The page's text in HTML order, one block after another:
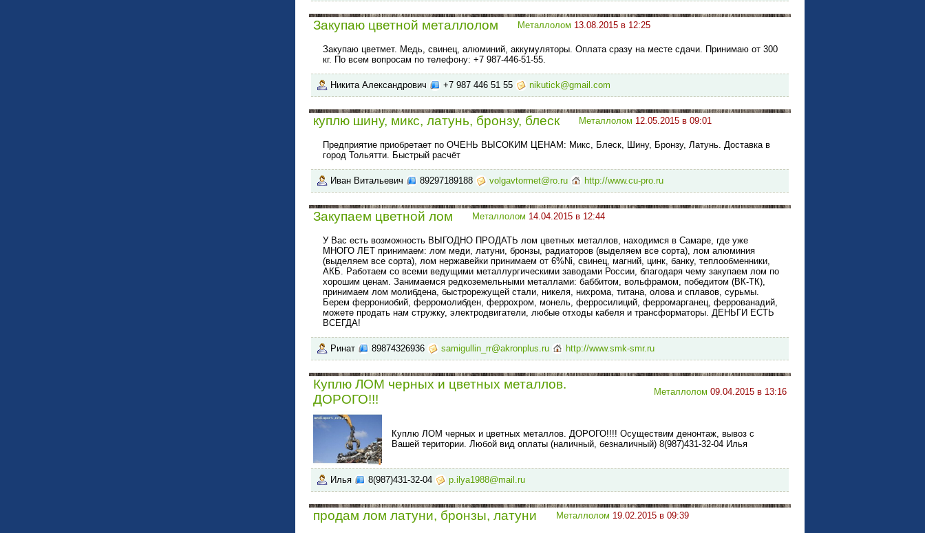
Закупаю цветной металлолом Металлолом 13.08.2015 в 12:25
Закупаю цветмет. Медь, свинец, алюминий, аккумуляторы. Оплата сразу на месте сдачи. Принимаю от 300
кг. По всем вопросам по телефону: +7 987-446-51-55.
Никита Александрович +7 987 446 51 55 nikutick@gmail.com
куплю шину, микс, латунь, бронзу, блеск Металлолом 12.05.2015 в 09:01
Предприятие приобретает по ОЧЕНЬ ВЫСОКИМ ЦЕНАМ: Микс, Блеск, Шину, Бронзу, Латунь. Доставка в
город Тольятти. Быстрый расчёт
Иван Витальевич 89297189188 volgavtormet@ro.ru http://www.cu-pro.ru
Закупаем цветной лом Металлолом 14.04.2015 в 12:44
У Вас есть возможность ВЫГОДНО ПРОДАТЬ лом цветных металлов, находимся в Самаре, где уже
МНОГО ЛЕТ принимаем: лом меди, латуни, бронзы, радиаторов (выделяем все сорта), лом алюминия
(выделяем все сорта), лом нержавейки принимаем от 6%Ni, свинец, магний, цинк, банку, теплообменники,
АКБ. Работаем со всеми ведущими металлургическими заводами России, благодаря чему закупаем лом по
хорошим ценам. Занимаемся редкоземельными металлами: баббитом, вольфрамом, победитом (ВК-ТК),
принимаем лом молибдена, быстрорежущей стали, никеля, нихрома, титана, олова и сплавов, сурьмы.
Берем феррониобий, ферромолибден, феррохром, монель, ферросилиций, ферромарганец, феррованадий,
можете продать нам стружку, электродвигатели, любые отходы кабеля и трансформаторы. ДЕНЬГИ ЕСТЬ
ВСЕГДА!
Ринат 89874326936 samigullin_rr@akronplus.ru http://www.smk-smr.ru
Куплю ЛОМ черных и цветных металлов.
ДОРОГО!!!
Металлолом 09.04.2015 в 13:16
Куплю ЛОМ черных и цветных металлов. ДОРОГО!!!! Осуществим денонтаж, вывоз с
Вашей територии. Любой вид оплаты (наличный, безналичный) 8(987)431-32-04 Илья
Илья 8(987)431-32-04 p.ilya1988@mail.ru
продам лом латуни, бронзы, латуни Металлолом 19.02.2015 в 09:39